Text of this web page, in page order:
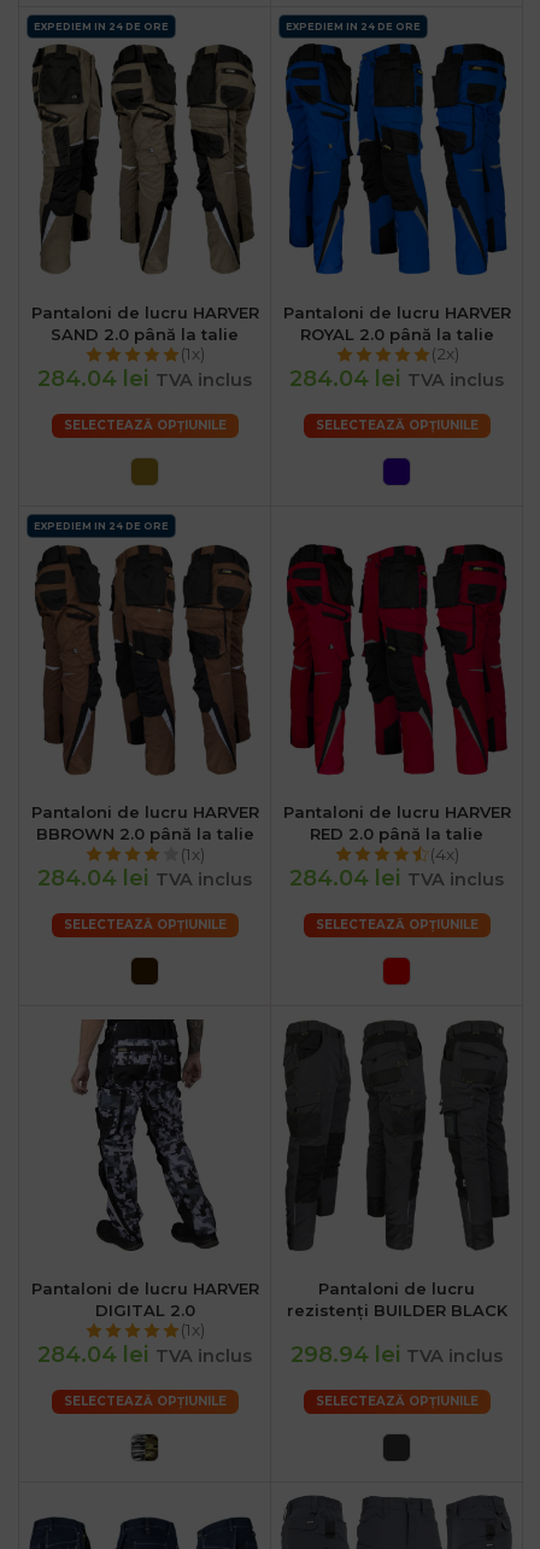
EXPEDIEM IN 24 DE ORE
Pantaloni de lucru HARVER
SAND 2.0 până la talie
(1x)
284.04 lei TVA inclus
SELECTEAZĂ OPȚIUNILE
EXPEDIEM IN 24 DE ORE
Pantaloni de lucru HARVER
ROYAL 2.0 până la talie
(2x)
284.04 lei TVA inclus
SELECTEAZĂ OPȚIUNILE
EXPEDIEM IN 24 DE ORE
Pantaloni de lucru HARVER
BBROWN 2.0 până la talie
(1x)
284.04 lei TVA inclus
SELECTEAZĂ OPȚIUNILE
Pantaloni de lucru HARVER
RED 2.0 până la talie
(4x)
284.04 lei TVA inclus
SELECTEAZĂ OPȚIUNILE
Pantaloni de lucru HARVER
DIGITAL 2.0
(1x)
284.04 lei TVA inclus
SELECTEAZĂ OPȚIUNILE
Pantaloni de lucru
rezistenți BUILDER BLACK
298.94 lei TVA inclus
SELECTEAZĂ OPȚIUNILE